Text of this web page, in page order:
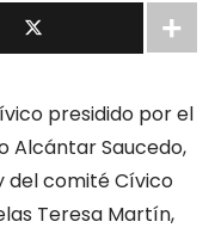
presidido por el
Alcántar Saucedo,
del comité Cívico
Teresa Martín,